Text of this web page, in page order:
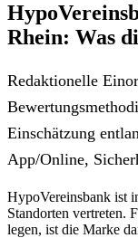
Rhein: Was
Redaktionelle
Einschätzung
App/Online,
HypoVereinsbank ist
Standorten vertreten.
legen, ist die Marke